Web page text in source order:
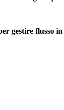
gestire flusso